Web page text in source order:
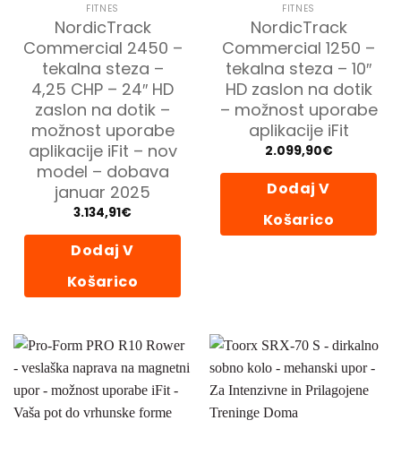
FITNES
NordicTrack
Commercial 2450 –
tekalna steza –
4,25 CHP – 24″ HD
zaslon na dotik –
možnost uporabe
aplikacije iFit – nov
model – dobava
januar 2025
3.134,91€
Dodaj V
Košarico
FITNES
NordicTrack
Commercial 1250 –
tekalna steza – 10″
HD zaslon na dotik
– možnost uporabe
aplikacije iFit
2.099,90€
Dodaj V
Košarico